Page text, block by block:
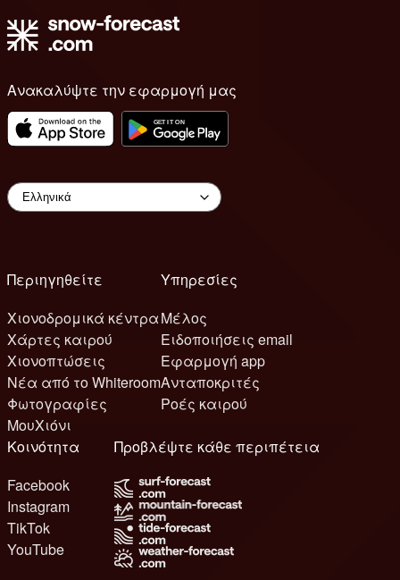
Ανακαλύψτε την εφαρμογή μας
Περιηγηθείτε
Χιονοδρομικά κέντρα
Χάρτες καιρού
Χιονοπτώσεις
Νέα από το Whiteroom
Φωτογραφίες
ΜουΧιόνι
Υπηρεσίες
Μέλος
Ειδοποιήσεις email
Εφαρμογή app
Ανταποκριτές
Ροές καιρού
Κοινότητα
Facebook
Instagram
TikTok
YouTube
Προβλέψτε κάθε περιπέτεια